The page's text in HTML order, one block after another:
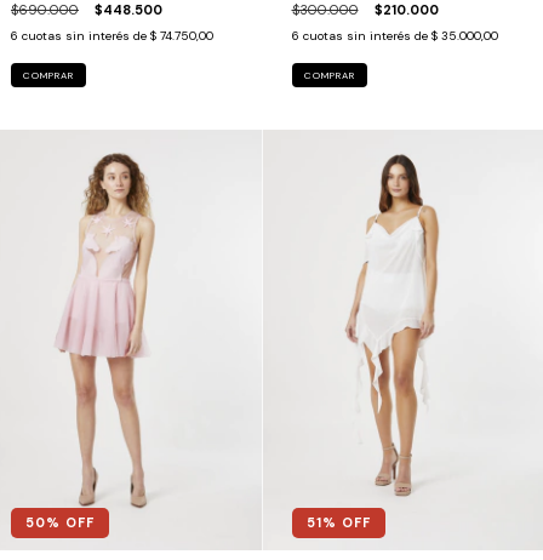
$690.000 $448.500
6 cuotas sin interés de $ 74.750,00
COMPRAR
$300.000 $210.000
6 cuotas sin interés de $ 35.000,00
COMPRAR
50% OFF 51% OFF